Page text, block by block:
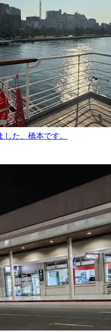
た、橋本です。